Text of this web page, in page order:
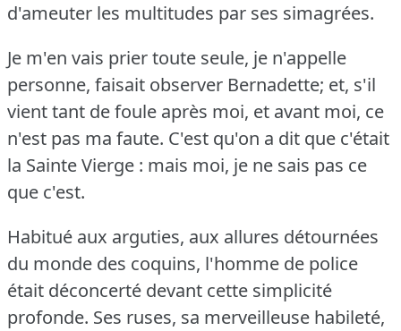
d'ameuter les multitudes par ses simagrées.
Je m'en vais prier toute seule, je n'appelle
personne, faisait observer Bernadette; et, s'il
vient tant de foule après moi, et avant moi, ce
n'est pas ma faute. C'est qu'on a dit que c'était
la Sainte Vierge : mais moi, je ne sais pas ce
que c'est.
Habitué aux arguties, aux allures détournées
du monde des coquins, l'homme de police
était déconcerté devant cette simplicité
profonde. Ses ruses, sa merveilleuse habileté,